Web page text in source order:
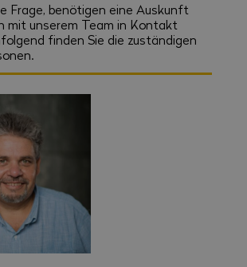
Frage, benötigen eine Auskunft
mit unserem Team in Kontakt
finden Sie die zuständigen